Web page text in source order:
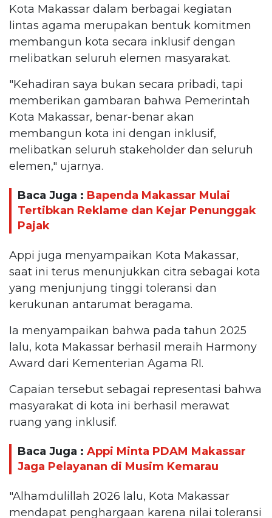
Kota Makassar dalam berbagai kegiatan
lintas agama merupakan bentuk komitmen
membangun kota secara inklusif dengan
melibatkan seluruh elemen masyarakat.
"Kehadiran saya bukan secara pribadi, tapi
memberikan gambaran bahwa Pemerintah
Kota Makassar, benar-benar akan
membangun kota ini dengan inklusif,
melibatkan seluruh stakeholder dan seluruh
elemen," ujarnya.
Baca Juga : Bapenda Makassar Mulai
Tertibkan Reklame dan Kejar Penunggak
Pajak
Appi juga menyampaikan Kota Makassar,
saat ini terus menunjukkan citra sebagai kota
yang menjunjung tinggi toleransi dan
kerukunan antarumat beragama.
Ia menyampaikan bahwa pada tahun 2025
lalu, kota Makassar berhasil meraih Harmony
Award dari Kementerian Agama RI.
Capaian tersebut sebagai representasi bahwa
masyarakat di kota ini berhasil merawat
ruang yang inklusif.
Baca Juga : Appi Minta PDAM Makassar
Jaga Pelayanan di Musim Kemarau
"Alhamdulillah 2026 lalu, Kota Makassar
mendapat penghargaan karena nilai toleransi